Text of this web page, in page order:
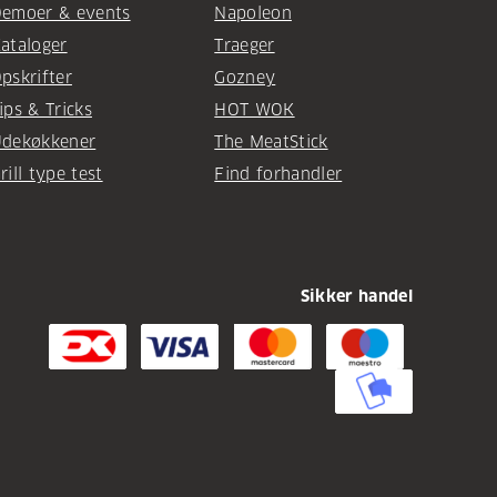
& events
& Tricks
type test
Napoleon
Traeger
Gozney
HOT WOK
The MeatStick
Find forhandler
Sikker handel